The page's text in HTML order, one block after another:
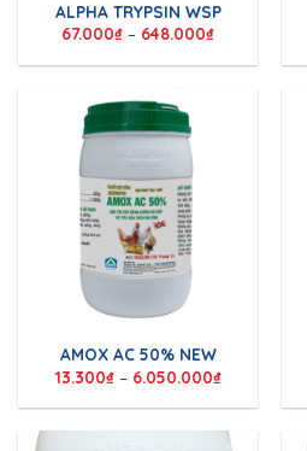
ALPHA TRYPSIN WSP
67.000₫ – 648.000₫
AMOX AC 50% NEW
13.300₫– 6.050.000₫